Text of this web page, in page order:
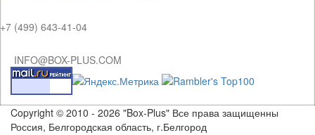
+7 (499) 643-41-04
INFO@BOX-PLUS.COM
Copyright © 2010 - 2026 "Box-Plus" Все права защищенны
Россия, Белгородская область, г.Белгород